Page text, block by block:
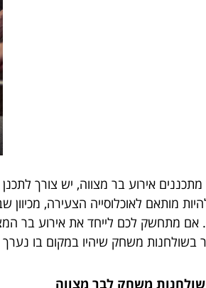
אירוע בר מצווה, יש צורך
מתחשק לכם לייחד את אירוע בר
בשולחנות משחק שיהיו במקום בו
משחק לבר מצווה